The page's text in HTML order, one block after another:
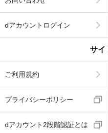
dアカウントログイン
サイ
ご利用規約
プライバシーポリシー
dアカウント2段階認証とは